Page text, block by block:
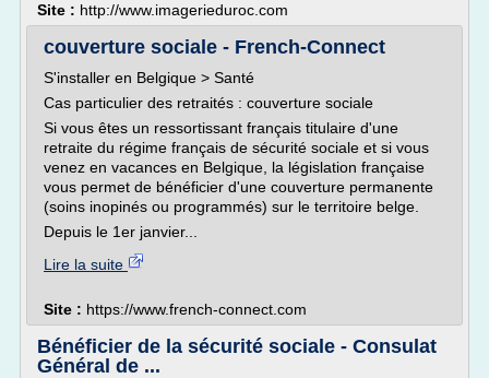
Site : http://www.imagerieduroc.com
couverture sociale - French-Connect
S'installer en Belgique > Santé
Cas particulier des retraités : couverture sociale
Si vous êtes un ressortissant français titulaire d'une
retraite du régime français de sécurité sociale et si vous
venez en vacances en Belgique, la législation française
vous permet de bénéficier d'une couverture permanente
(soins inopinés ou programmés) sur le territoire belge.
Depuis le 1er janvier...
Lire la suite
Site : https://www.french-connect.com
Bénéficier de la sécurité sociale - Consulat
Général de ...